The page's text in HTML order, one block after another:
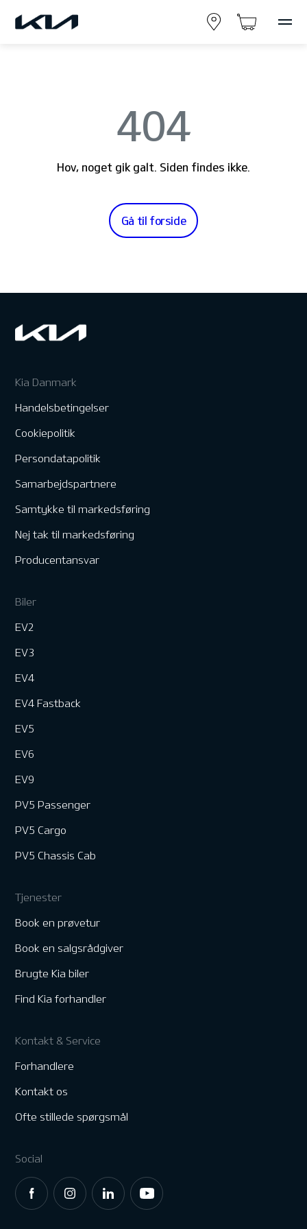
404
Hov, noget gik galt. Siden findes ikke.
Gå til forside
Kia Danmark
Handelsbetingelser
Cookiepolitik
Persondatapolitik
Samarbejdspartnere
Samtykke til markedsføring
Nej tak til markedsføring
Producentansvar
Biler
EV2
EV3
EV4
EV4 Fastback
EV5
EV6
EV9
PV5 Passenger
PV5 Cargo
PV5 Chassis Cab
Tjenester
Book en prøvetur
Book en salgsrådgiver
Brugte Kia biler
Find Kia forhandler
Kontakt & Service
Forhandlere
Kontakt os
Ofte stillede spørgsmål
Social